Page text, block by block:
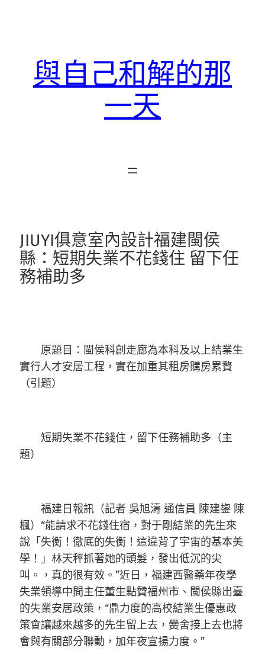
與自己和解的那
一天
JIUYI俱意室內設計福建閩侯
縣：短期失業不花錢住 留下任
務補助多
原題目：閩侯科創走廊為本科及以上結業生
實行人才安居工程，實在加重其租房購房累贅
（引題）
短期失業不花錢住，留下任務補助多（主
題）
福建日報訊（記者 吳旭濤 通信員 陳建鋆 陳
楓）“能請求不花錢住宿，對于剛結業的先生來
說「失衡！徹底的失衡！這違背了宇宙的基本美
學！」林天秤抓著她的頭髮，發出低沉的尖
叫。，真的很有效。”近日，福建西醫藥年夜學
失業領導中間主任董生點贊福州市、閩侯縣出臺
的失業安居政策，“鼎力度的高校結業生優惠政
策會讓越來越多的先生留上去，黌舍接上去也將
會與有關部分聯動，加年夜宣揚力度。”